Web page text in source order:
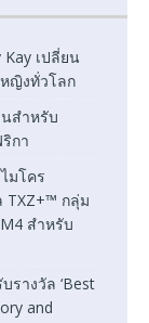
Kay เปลี่ยน
ญิงทั่วโลก
สำหรับ
กา
มโคร
TXZ+™ กลุ่ม
สำหรับ
รางวัล ‘Best
and